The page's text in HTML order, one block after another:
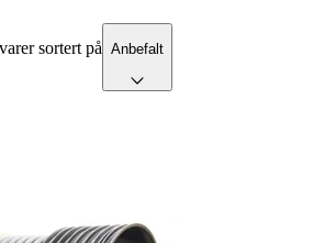
sortert på Anbefalt